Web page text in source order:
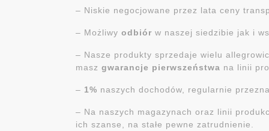
– Niskie negocjowane przez lata ceny
– Możliwy odbiór w naszej siedzibie jak i
– Nasze produkty sprzedaje wielu
masz gwarancje pierwszeństwa na linii
– 1% naszych dochodów, regularnie
– Na naszych magazynach oraz linii
ich szanse, na stałe pewne zatrudnienie.